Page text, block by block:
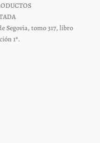
Segovia, tomo 317, libro
1ª.